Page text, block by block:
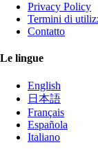
Privacy Policy
Termini di
Contatto
Le lingue
English
日本語
Français
Española
Italiano